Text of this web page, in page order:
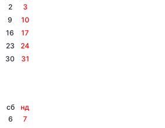
2
3
9
10
16
17
23
24
30 31
сб
нд
6
7